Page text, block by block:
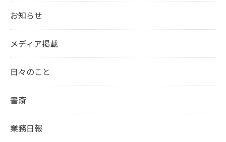
お知らせ
メディア掲載
日々のこと
書斎
業務日報